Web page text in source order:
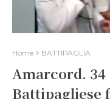
Home BATTIPAGLIA
Amarcord. 34
Battipagliese